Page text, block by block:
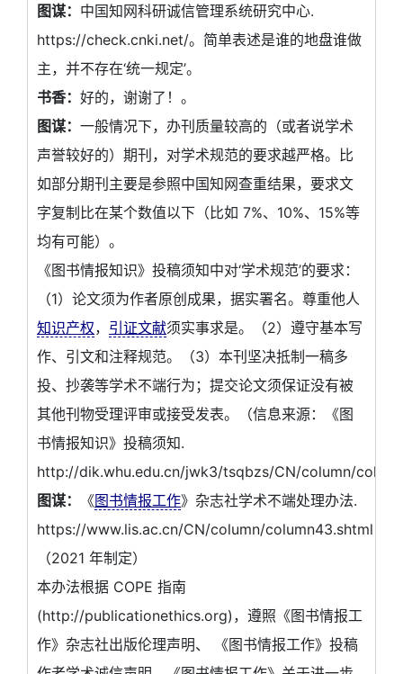
图谋： 中国知网科研诚信管理系统研究中心.
https://check.cnki.net/。简单表述是谁的地盘谁做
主，并不存在‘统一规定’。
书香： 好的，谢谢了！。
图谋： 一般情况下，办刊质量较高的（或者说学术
声誉较好的）期刊，对学术规范的要求越严格。比
如部分期刊主要是参照中国知网查重结果，要求文
字复制比在某个数值以下（比如 7%、10%、15%等
均有可能）。
《图书情报知识》投稿须知中对‘学术规范’的要求：
（1）论文须为作者原创成果，据实署名。尊重他人
知识产权， 引证文献须实事求是。（2）遵守基本写
作、引文和注释规范。（3）本刊坚决抵制一稿多
投、抄袭等学术不端行为；提交论文须保证没有被
其他刊物受理评审或接受发表。（信息来源：《图
书情报知识》投稿须知.
http://dik.whu.edu.cn/jwk3/tsqbzs/CN/column/
图谋：
《图书情报工作》杂志社学术不端处理办法.
https://www.lis.ac.cn/CN/column/column43.shtml
（2021 年制定）
本办法根据 COPE 指南
(http://publicationethics.org)，遵照《图书情报工
作》杂志社出版伦理声明、 《图书情报工作》投稿